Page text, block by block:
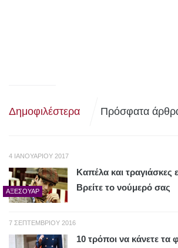
Δημοφιλέστερα Πρόσφατα
4 ΙΑΝΟΥΑΡΊΟΥ 2017
ΑΞΕΣΟΥΆΡ
Καπέλα και τραγιάσκες
Βρείτε το νούμερό σας
7 ΣΕΠΤΕΜΒΡΊΟΥ 2016
10 τρόποι να κάνετε τα